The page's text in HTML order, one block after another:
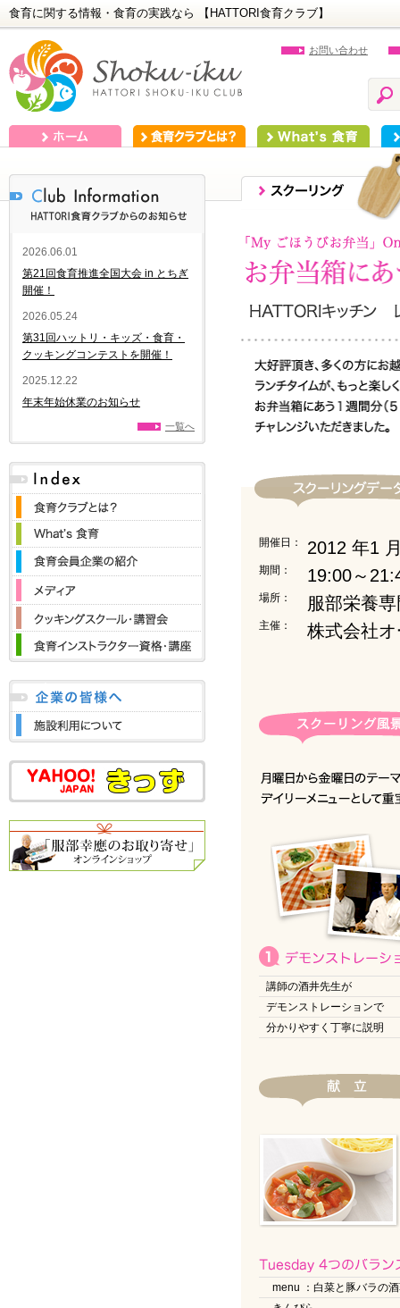
食育に関する情報・食育の実践なら 【HATTORI食育クラブ】
お問い合わせ
開催日： 2012 年1
期間： 19:00～
場所： 服部栄養
主催： 株式会社
講師の酒井先生が
デモンストレーションで
分かりやすく丁寧に説明
menu ：白菜と豚バラの
2026.06.01
第21回食育推進全国大会 in とちぎ
開催！
2026.05.24
第31回ハットリ・キッズ・食育・
クッキングコンテストを開催！
2025.12.22
年末年始休業のお知らせ
一覧へ